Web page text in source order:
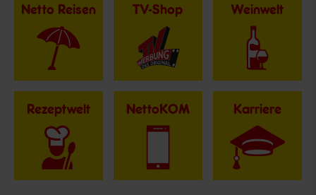
Netto Reisen TV-Shop Weinwelt
Rezeptwelt NettoKOM Karriere